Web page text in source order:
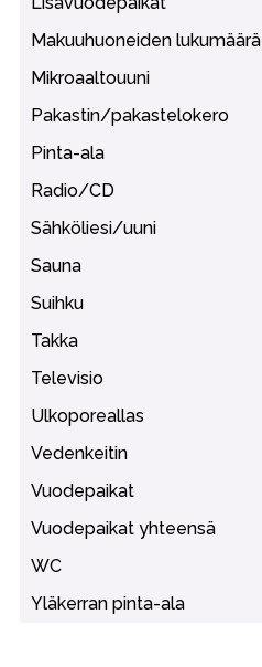
Makuuhuoneiden lukumäärä
Mikroaaltouuni
Pakastin/pakastelokero
Pinta-ala
Radio/CD
Sähköliesi/uuni
Sauna
Suihku
Takka
Televisio
Ulkoporeallas
Vedenkeitin
Vuodepaikat
Vuodepaikat yhteensä
WC
Yläkerran pinta-ala